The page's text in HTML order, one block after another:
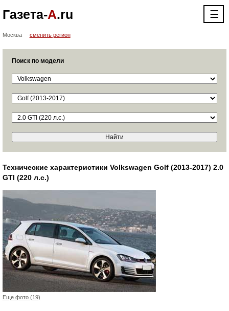
Газета-А.ru ☰
Москва сменить регион
Поиск по модели
Технические характеристики Volkswagen Golf (2013-2017) 2.0
GTI (220 л.с.)
Еще фото (19)